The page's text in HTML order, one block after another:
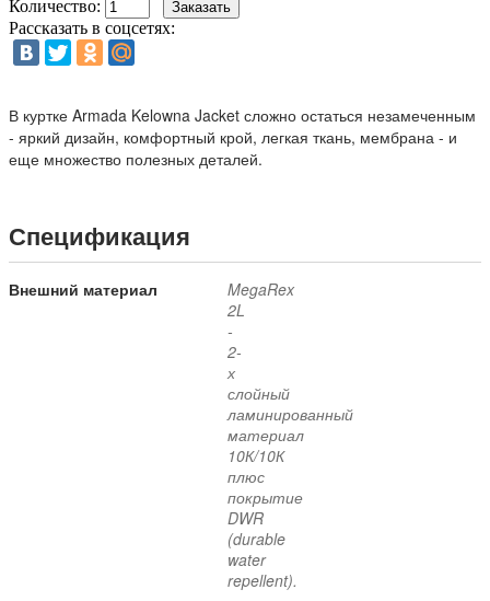
Количество:
Рассказать в соцсетях:
В куртке Armada Kelowna Jacket сложно остаться незамеченным
- яркий дизайн, комфортный крой, легкая ткань, мембрана - и
еще множество полезных деталей.
Спецификация
Внешний материал
MegaRex
2L
-
2-
х
слойный
ламинированный
материал
10К/10К
плюс
покрытие
DWR
(durable
water
repellent).